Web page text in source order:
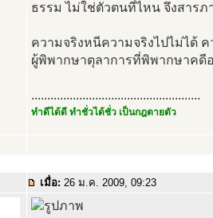
ธรรม ไม่ใช่ตัวตนที่ไหน จึงสาร
ความจริงหนีความจริงไปไม่ได้
ผู้พิพากษาตุลาการที่พิพากษาคดีอ
.....................................................
ทำดีได้ดี ทำชั่วได้ชั่ว เป็นกฎตายตัว
เมื่อ: 26 ม.ค. 2009, 09:23